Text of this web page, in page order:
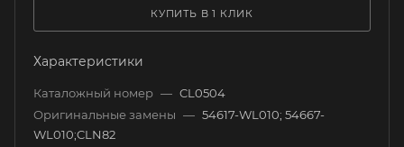
КУПИТЬ В 1 КЛИК
Характеристики
Каталожный номер — CL0504
Оригинальные замены — 54617-WL010; 54667-
WL010;CLN82